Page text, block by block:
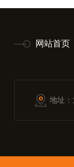
网站首页
地址